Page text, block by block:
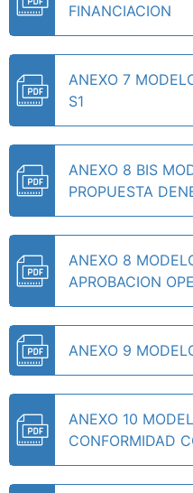
FINANCIACION
ANEXO 7
S1
ANEXO 8 BIS
PROPUESTA
ANEXO 8
APROBACION
ANEXO 9
ANEXO 10
CONFORMIDAD